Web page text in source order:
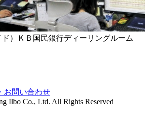
）ＫＢ国民銀行ディーリングルーム
お問い合わせ
Ilbo Co., Ltd. All Rights Reserved